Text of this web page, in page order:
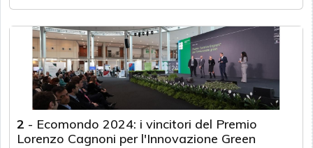
2 - Ecomondo 2024: i vincitori del Premio
Lorenzo Cagnoni per l'Innovazione Green